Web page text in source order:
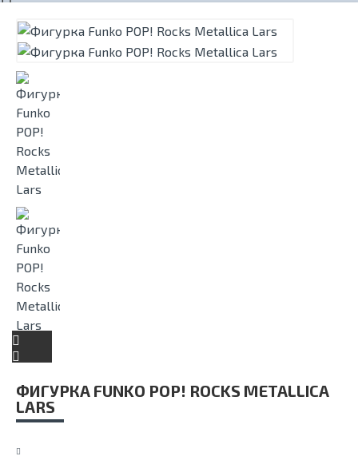
ФИГУРКА FUNKO POP! ROCKS METALLICA
LARS